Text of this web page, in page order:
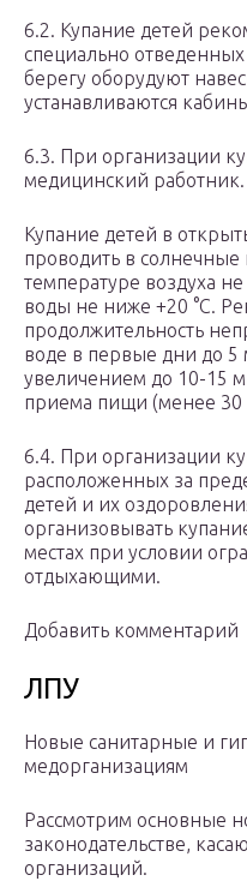
6.2. Купание детей
специально
берегу оборудуют
устанавливаются
6.3. При организации
медицинский работник.
Купание детей в
проводить в
температуре воздуха
воды не ниже +20 °С.
продолжительность
воде в первые дни до 5
увеличением до 10-15
приема пищи (менее 30
6.4. При организации
расположенных за
детей и их
организовывать
местах при условии
отдыхающими.
Добавить комментарий
ЛПУ
Новые санитарные и
медорганизациям
Рассмотрим основные
законодательстве,
организаций.